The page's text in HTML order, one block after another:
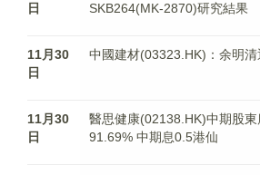
日
SKB264(MK-2870)研究結果
11月30
日
中國建材(03323.HK)：余明
11月30
日
醫思健康(02138.HK)中期股
91.69% 中期息0.5港仙